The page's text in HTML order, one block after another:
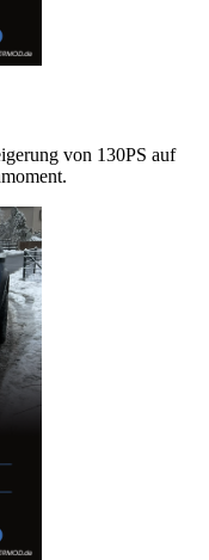
von 130PS auf